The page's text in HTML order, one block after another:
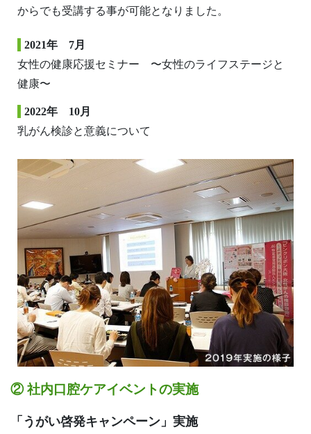
からでも受講する事が可能となりました。
2021年 7月
女性の健康応援セミナー 〜女性のライフステージと
健康〜
2022年 10月
乳がん検診と意義について
② 社内口腔ケアイベントの実施
「うがい啓発キャンペーン」実施